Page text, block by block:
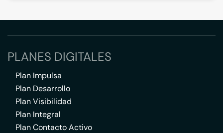
PLANES DIGITALES
Plan Impulsa
Plan Desarrollo
Plan Visibilidad
Plan Integral
Plan Contacto Activo